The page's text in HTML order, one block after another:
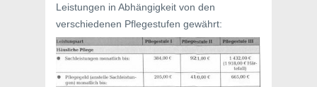
Leistungen in Abhängigkeit von den
verschiedenen Pflegestufen gewährt: